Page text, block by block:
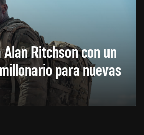
Ritchson con un
para nuevas